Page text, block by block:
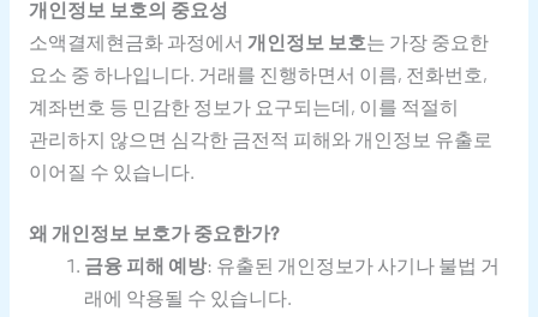
개인정보 보호의 중요성
소액결제현금화 과정에서 개인정보 보호는 가장 중요한
요소 중 하나입니다. 거래를 진행하면서 이름, 전화번호,
계좌번호 등 민감한 정보가 요구되는데, 이를 적절히
관리하지 않으면 심각한 금전적 피해와 개인정보 유출로
이어질 수 있습니다.
왜 개인정보 보호가 중요한가?
금융 피해 예방: 유출된 개인정보가 사기나 불법 거
래에 악용될 수 있습니다.